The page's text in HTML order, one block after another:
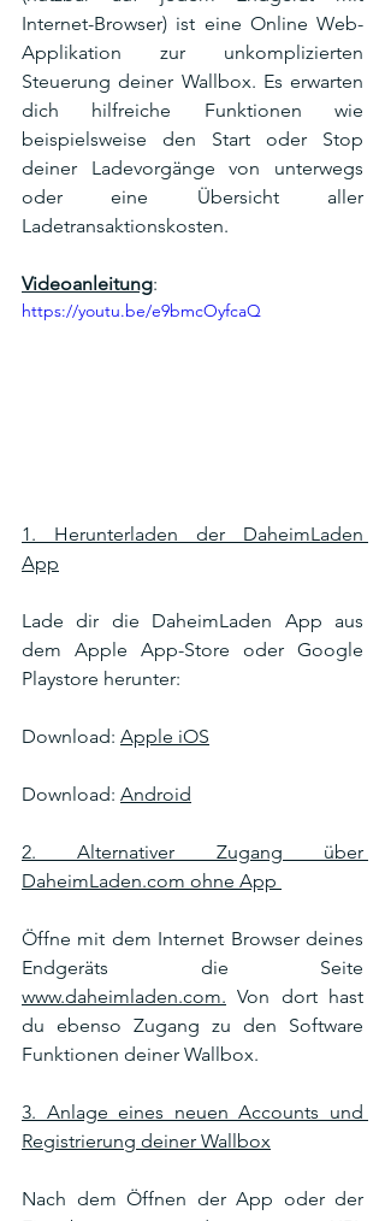
Internet-Browser) ist eine Online Web-
Applikation zur unkomplizierten
Steuerung deiner Wallbox. Es erwarten
dich hilfreiche Funktionen wie
beispielsweise den Start oder Stop
deiner Ladevorgänge von unterwegs
oder eine Übersicht aller
Ladetransaktionskosten.
Videoanleitung:
https://youtu.be/e9bmcOyfcaQ
1. Herunterladen der DaheimLaden
App
Lade dir die DaheimLaden App aus
dem Apple App-Store oder Google
Playstore herunter:
Download: Apple iOS
Download: Android
2. Alternativer Zugang über
DaheimLaden.com ohne App
Öffne mit dem Internet Browser deines
www.daheimladen.com. Von dort hast
du ebenso Zugang zu den Software
Funktionen deiner Wallbox.
3. Anlage eines neuen Accounts und
Registrierung deiner Wallbox
Nach dem Öffnen der App oder der